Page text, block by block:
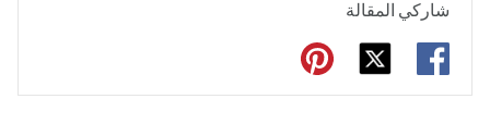
شاركي المقالة